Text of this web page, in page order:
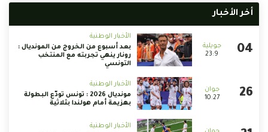
أخر الأخبار
23:9
الأخبار الوطنية
بعد أسبوع من الخروج من المونديال :
رونار ينهي تجربته مع المنتخب
التونسي
10:27
الأخبار الوطنية
مونديال 2026 : تونس تودّع البطولة
بهزيمة أمام هولندا بثلاثية
الأخبار الوطنية